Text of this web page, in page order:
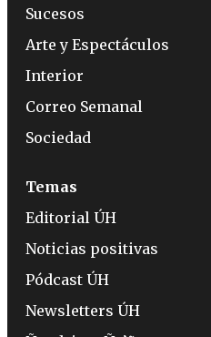
Sucesos
Arte y Espectáculos
Interior
Correo Semanal
Sociedad
Temas
Editorial ÚH
Noticias positivas
Pódcast ÚH
Newsletters ÚH